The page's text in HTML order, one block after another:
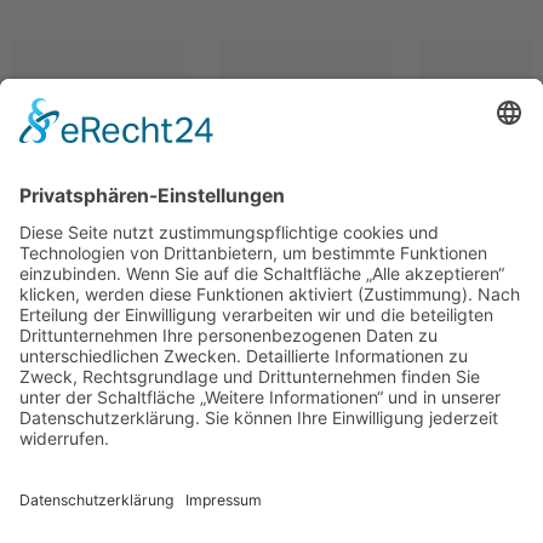
NACH OBEN